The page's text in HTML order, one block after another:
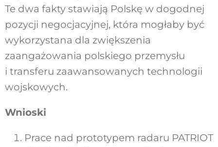
Te dwa fakty stawiają Polskę w dogodnej
pozycji negocjacyjnej, która mogłaby być
wykorzystana dla zwiększenia
zaangażowania polskiego przemysłu
i transferu zaawansowanych technologii
wojskowych.
Wnioski
Prace nad prototypem radaru PATRIOT